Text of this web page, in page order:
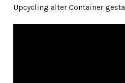
Upcycling alter Container